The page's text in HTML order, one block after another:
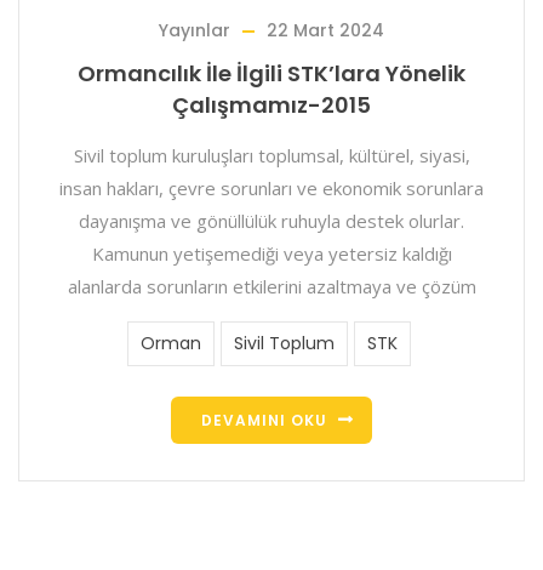
Yayınlar 22 Mart 2024
Ormancılık İle İlgili STK’lara Yönelik
Çalışmamız-2015
Sivil toplum kuruluşları toplumsal, kültürel, siyasi,
insan hakları, çevre sorunları ve ekonomik sorunlara
dayanışma ve gönüllülük ruhuyla destek olurlar.
Kamunun yetişemediği veya yetersiz kaldığı
alanlarda sorunların etkilerini azaltmaya ve çözüm
Orman Sivil Toplum STK
DEVAMINI OKU